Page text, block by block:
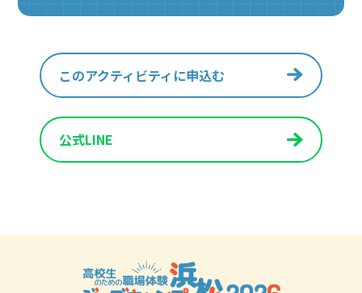
このアクティビティに申込む
公式LINE